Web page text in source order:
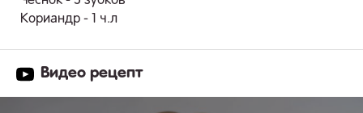
Кориандр - 1 ч.л
Видео рецепт